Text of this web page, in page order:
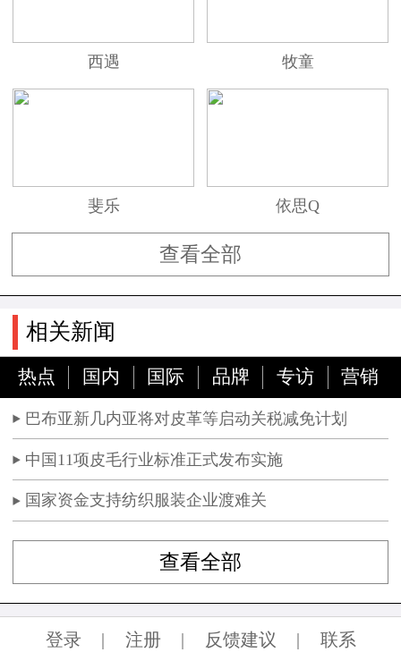
西遇 牧童
斐乐 依思Q
查看全部
相关新闻
热点 国内 国际 品牌 专访 营销
巴布亚新几内亚将对皮革等启动关税减免计划
中国11项皮毛行业标准正式发布实施
国家资金支持纺织服装企业渡难关
查看全部
登录 注册 反馈建议 联系